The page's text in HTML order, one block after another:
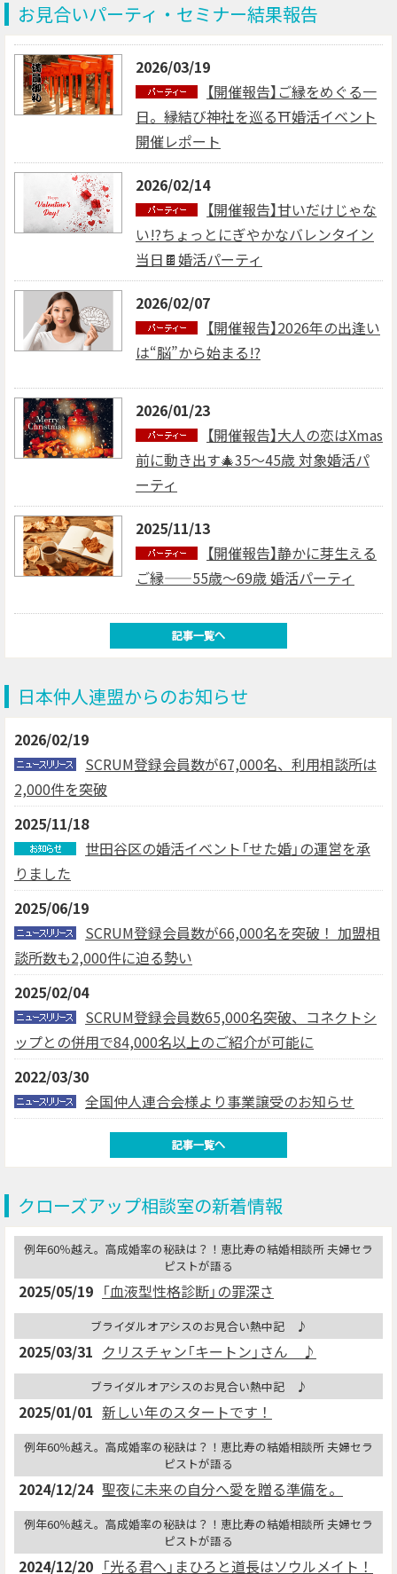
お見合いパーティ・セミナー結果報告
【開催報告】ご縁をめぐる一
日。縁結び神社を巡る⛩婚活イベント
開催レポート
2026/03/19
【開催報告】甘いだけじゃな
い!?ちょっとにぎやかなバレンタイン
当日🍫婚活パーティ
2026/02/14
【開催報告】2026年の出逢い
は“脳”から始まる!?
2026/02/07
【開催報告】大人の恋はXmas
前に動き出す🎄35～45歳 対象婚活パ
ーティ
2026/01/23
【開催報告】静かに芽生える
ご縁——55歳～69歳 婚活パーティ
2025/11/13
日本仲人連盟からのお知らせ
2026/02/19
SCRUM登録会員数が67,000名、利用相談所は
2,000件を突破
2025/11/18
世田谷区の婚活イベント「せた婚」の運営を承
りました
2025/06/19
SCRUM登録会員数が66,000名を突破！ 加盟相
談所数も2,000件に迫る勢い
2025/02/04
SCRUM登録会員数65,000名突破、コネクトシ
ップとの併用で84,000名以上のご紹介が可能に
2022/03/30
全国仲人連合会様より事業譲受のお知らせ
クローズアップ相談室の新着情報
2025/05/19 「血液型性格診断」の罪深さ
例年60％越え。高成婚率の秘訣は？！恵比寿の結婚相談所 夫婦セラ
ピストが語る
2025/03/31 クリスチャン「キートン」さん ♪
ブライダルオアシスのお見合い熱中記 ♪
2025/01/01 新しい年のスタートです！
ブライダルオアシスのお見合い熱中記 ♪
2024/12/24 聖夜に未来の自分へ愛を贈る準備を。
例年60％越え。高成婚率の秘訣は？！恵比寿の結婚相談所 夫婦セラ
ピストが語る
2024/12/20 「光る君へ」まひろと道長はソウルメイト！
例年60％越え。高成婚率の秘訣は？！恵比寿の結婚相談所 夫婦セラ
ピストが語る